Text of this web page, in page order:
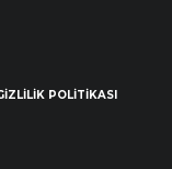
POLITIKASI